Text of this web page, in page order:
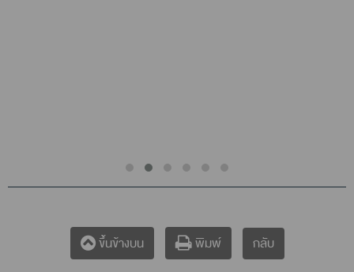
ขึ้นข้างบน พิมพ์ กลับ